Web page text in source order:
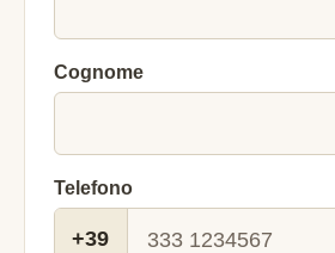
Cognome
Telefono
+39